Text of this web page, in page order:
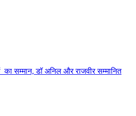
सम्मान, डॉ अनिल और राजवीर सम्मानित